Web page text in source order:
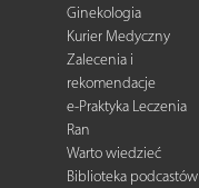
Ginekologia
Kurier Medyczny
Zalecenia i
rekomendacje
e-Praktyka Leczenia
Ran
Warto wiedzieć
Biblioteka podcastów